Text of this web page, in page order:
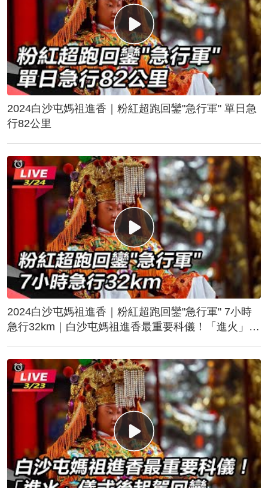
2024白沙屯媽祖進香｜粉紅超跑回鑾"急行軍" 單日急
行82公里
2024白沙屯媽祖進香｜粉紅超跑回鑾"急行軍" 7小時
急行32km｜白沙屯媽祖進香最重要科儀！「進火」儀